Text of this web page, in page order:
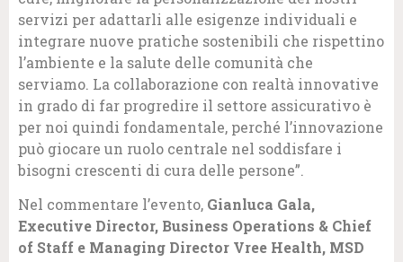
servizi per adattarli alle esigenze individuali e
integrare nuove pratiche sostenibili che rispettino
l’ambiente e la salute delle comunità che
serviamo. La collaborazione con realtà innovative
in grado di far progredire il settore assicurativo è
per noi quindi fondamentale, perché l’innovazione
può giocare un ruolo centrale nel soddisfare i
bisogni crescenti di cura delle persone”.
Nel commentare l’evento, Gianluca Gala,
Executive Director, Business Operations & Chief
of Staff e Managing Director Vree Health, MSD